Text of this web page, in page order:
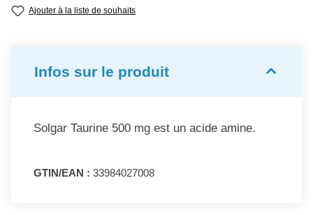
Ajouter à la liste de souhaits
Infos sur le produit
Solgar Taurine 500 mg est un acide amine.
GTIN/EAN : 33984027008